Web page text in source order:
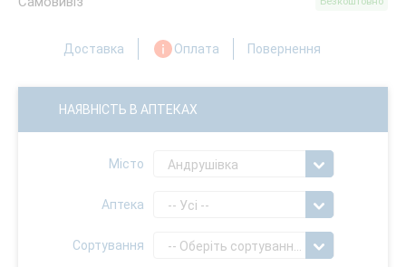
Доставка Оплата Повернення
НАЯВНІСТЬ В АПТЕКАХ
Місто Андрушівка
Аптека -- Усі --
Сортування